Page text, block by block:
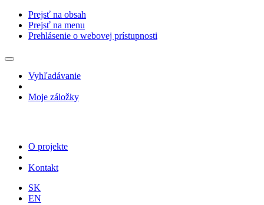
Prejsť na obsah
Prejsť na menu
Prehlásenie o webovej prístupnosti
Vyhľadávanie
Moje záložky
O projekte
Kontakt
SK
EN